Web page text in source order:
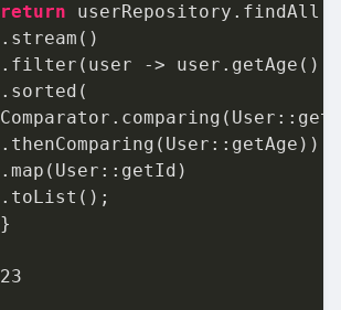
return userRepository.findAll()
.stream()
.filter(user -> user.getAge()
.sorted(
.thenComparing(User::getAge))
.map(User::getId)
.toList();
}
23